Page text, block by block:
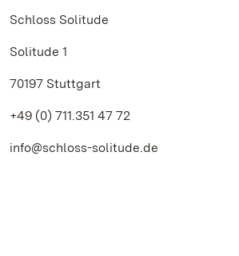
Schloss Solitude
Solitude 1
70197 Stuttgart
+49 (0) 711.351 47 72
info@schloss-solitude.de